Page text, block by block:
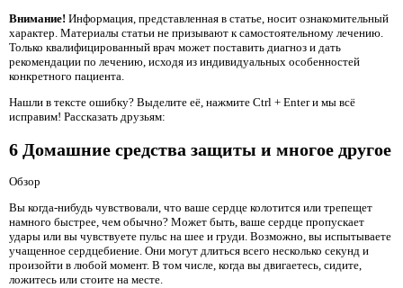
Внимание! Информация, представленная в статье, носит ознакомительный
характер. Материалы статьи не призывают к самостоятельному лечению.
Только квалифицированный врач может поставить диагноз и дать
рекомендации по лечению, исходя из индивидуальных особенностей
конкретного пациента.
Нашли в тексте ошибку? Выделите её, нажмите Ctrl + Enter и мы всё
исправим! Рассказать друзьям:
6 Домашние средства защиты и многое другое
Обзор
Вы когда-нибудь чувствовали, что ваше сердце колотится или трепещет
намного быстрее, чем обычно? Может быть, ваше сердце пропускает
удары или вы чувствуете пульс на шее и груди. Возможно, вы испытываете
учащенное сердцебиение. Они могут длиться всего несколько секунд и
произойти в любой момент. В том числе, когда вы двигаетесь, сидите,
ложитесь или стоите на месте.